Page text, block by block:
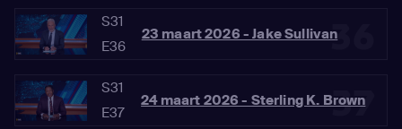
36
S31
E36
23 maart 2026 - Jake Sullivan
37
S31
E37
24 maart 2026 - Sterling K. Brown